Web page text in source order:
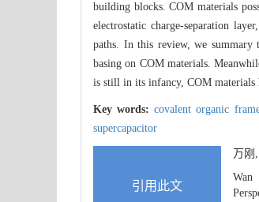
building blocks. COM materials
electrostatic charge-separation
paths. In this review, we
basing on COM materials.
is still in its infancy, COM materials
Key words:covalent organic
supercapacitor
引用此文
万刚
Wan